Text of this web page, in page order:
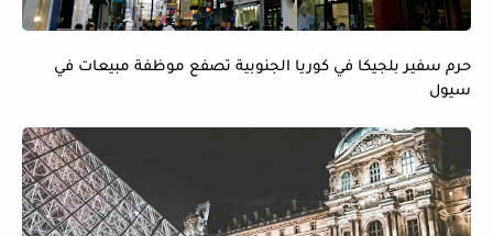
حرم سفير بلجيكا في كوريا الجنوبية تصفع موظفة مبيعات في
سيول